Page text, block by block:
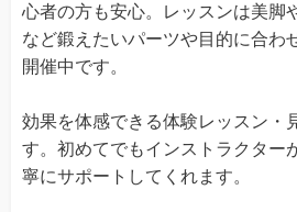
心者の方も安心。レッスンは美脚
など鍛えたいパーツや目的に合わ
開催中です。
効果を体感できる体験レッスン・
す。初めてでもインストラクター
寧にサポートしてくれます。